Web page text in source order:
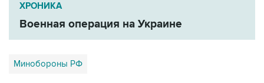
ХРОНИКА
Военная операция на Украине
Минобороны РФ